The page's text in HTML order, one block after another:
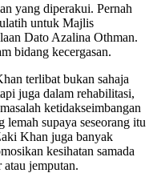
yang diperakui. Pernah
untuk Majlis
Dato Azalina Othman.
bidang kecergasan.
terlibat bukan sahaja
juga dalam rehabilitasi,
ketidakseimbangan
supaya seseorang itu
Khan juga banyak
kesihatan samada
atau jemputan.